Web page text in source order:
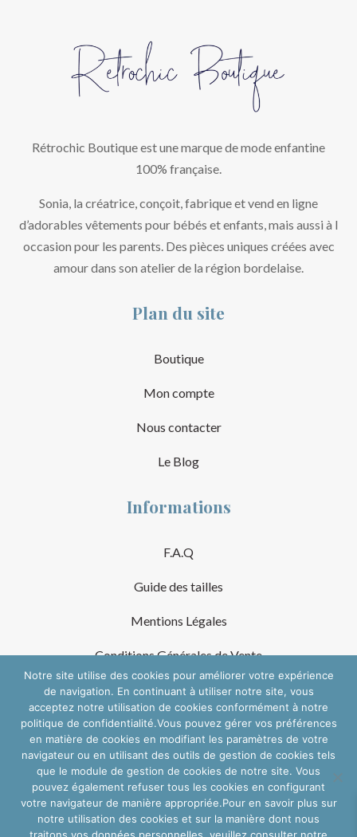
Rétrochic Boutique est une marque de mode enfantine
100% française.
Sonia, la créatrice, conçoit, fabrique et vend en ligne
d’adorables vêtements pour bébés et enfants, mais aussi à l
occasion pour les parents. Des pièces uniques créées avec
amour dans son atelier de la région bordelaise.
Plan du site
Boutique
Mon compte
Nous contacter
Le Blog
Informations
F.A.Q
Guide des tailles
Mentions Légales
Conditions Générales de Vente
Suivre sur les réseaux
Notre site utilise des cookies pour améliorer votre expérience
de navigation. En continuant à utiliser notre site, vous
acceptez notre utilisation de cookies conformément à notre
politique de confidentialité.Vous pouvez gérer vos préférences
en matière de cookies en modifiant les paramètres de votre
navigateur ou en utilisant des outils de gestion de cookies tels
que le module de gestion de cookies de notre site. Vous
pouvez également refuser tous les cookies en configurant
votre navigateur de manière appropriée.Pour en savoir plus sur
notre utilisation des cookies et sur la manière dont nous